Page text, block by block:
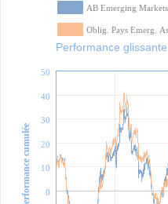
AB Emerging
Oblig. Pays Emerg.
Performance
0
10
20
30
40
50
Performance cumulée